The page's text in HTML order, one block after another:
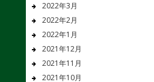
2022年3月
2022年2月
2022年1月
2021年12月
2021年11月
2021年10月